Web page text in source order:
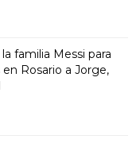
familia Messi para
Rosario a Jorge,